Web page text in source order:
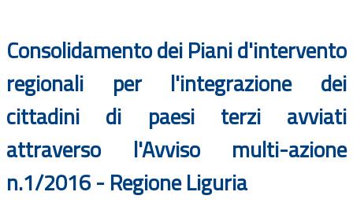
Consolidamento dei Piani d'intervento
regionali per l'integrazione dei
cittadini di paesi terzi avviati
attraverso l'Avviso multi-azione
n.1/2016 - Regione Liguria